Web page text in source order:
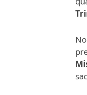
No